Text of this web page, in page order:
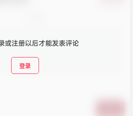
或注册以后才能发表评论
登录